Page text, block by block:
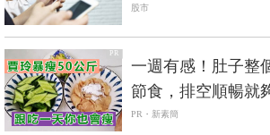
進場
股市
PR
一週有感！肚子整
節食，排空順暢就
PR・新素簡